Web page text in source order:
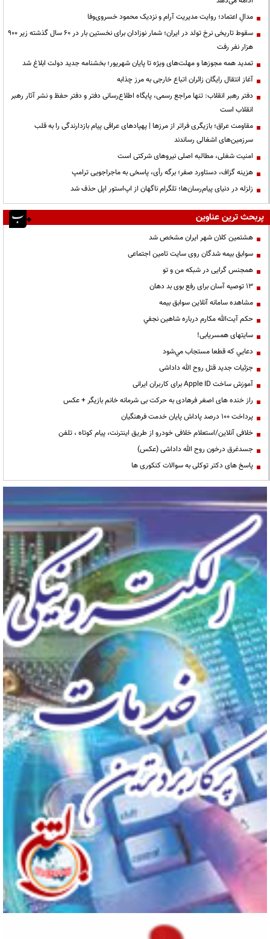
مدالِ اعتماد؛ روایت مدیریت آرام و نزدیک محمود خسروی‌وفا
سقوط تاریخی نرخ تولد در ایران؛ شمار نوزادان برای نخستین بار در ۶۰ سال گذشته زیر ۹۰۰
هزار نفر رفت
تمدید همه مجوزها و مهلت‌های ویژه تا پایان شهریور؛ بخشنامه جدید دولت ابلاغ شد
آغاز انتقال رایگان زائران اتباع خارجی به مرز چذابه
دفتر رهبر انقلاب: تنها مراجع رسمی، پایگاه اطلاع‌رسانی دفتر و دفتر حفظ و نشر آثار رهبر
انقلاب است
مقاومت عراق؛ بازیگری فراتر از مرزها | پهپادهای عراقی پیام بازدارندگی را به قلب
سرزمین‌های اشغالی رساندند
‌امنیت شغلی، مطالبه اصلی نیروهای شرکتی است
هزینه گزاف، دستاورد صفر؛ برگه رأی، پاسخی به ماجراجویی ترامپ
زلزله در دنیای پیام‌رسان‌ها؛ تلگرام ناگهان از اپ‌استور اپل حذف شد
پربحث ترین عناوین
هشتمین کلان شهر ایران مشخص شد
سوابق بیمه شدگان روی سایت تامین اجتماعی
همجنس گرایی در شبکه من و تو
13 توصیه آسان برای رفع بوی بد دهان
مشاهده سامانه آنلاين سوابق بیمه
حكم آيت‌الله مكارم درباره شاهين نجفي
سایتهای همسریابی!
دعايي كه قطعا مستجاب مي‌شود
جزئیات جدید قتل روح الله داداشی
آموزش ساخت Apple ID برای کاربران ایرانی
راز خنده های اصغر فرهادی به حرکت بی شرمانه خانم بازیگر + عکس
پرداخت ۱۰۰ درصد پاداش پایان خدمت فرهنگیان
خلافی آنلاین/استعلام خلافی خودرو از طریق اینترنت، پیام کوتاه ، تلفن
جسدغرق درخون روح الله داداشی (عکس)
پاسخ های دکتر توکلی به سوالات کنکوری ها